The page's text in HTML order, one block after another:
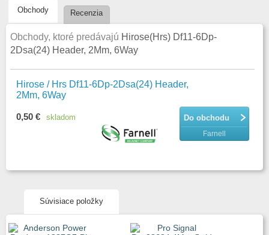
Obchody Recenzia
Obchody, ktoré predávajú Hirose(Hrs) Df11-6Dp-
2Dsa(24) Header, 2Mm, 6Way
Hirose / Hrs Df11-6Dp-2Dsa(24) Header,
2Mm, 6Way
Do obchodu
Farnell
0,50 € skladom
Súvisiace položky